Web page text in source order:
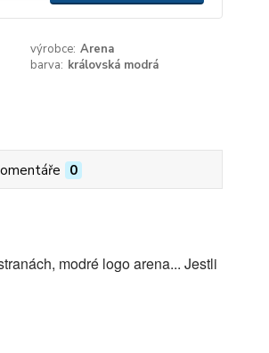
výrobce: Arena
barva: královská modrá
0
modré logo arena... Jestli